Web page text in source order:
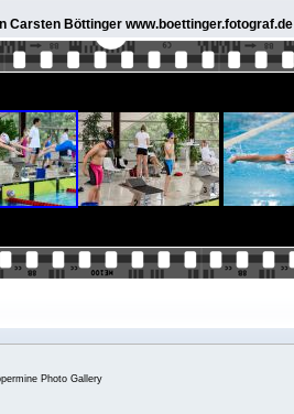
Carsten Böttinger www.boettinger.fotograf.de
Photo Gallery